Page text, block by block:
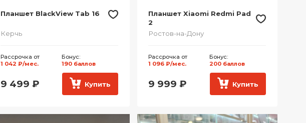
Планшет BlackView Tab 16
Керчь
Рассрочка от
1 042 ₽/мес.
Бонус:
190 баллов
9 499 ₽ Купить
Планшет Xiaomi Redmi Pad
2
Ростов-на-Дону
Рассрочка от
1 096 ₽/мес.
Бонус:
200 баллов
9 999 ₽ Купить